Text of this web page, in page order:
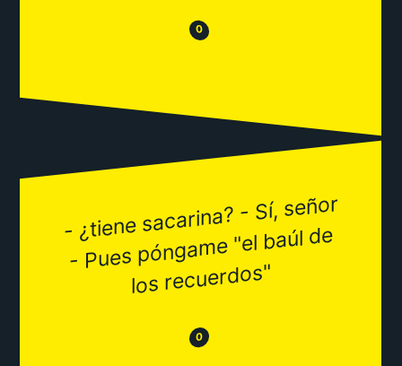
😒 0 😂
- ¿tiene sacarina? - Sí, señor
- Pues pónga
me "el baúl de
los recuerdos"
😒 0 😂